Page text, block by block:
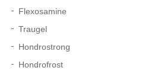
Flexosamine
Traugel
Hondrostrong
Hondrofrost